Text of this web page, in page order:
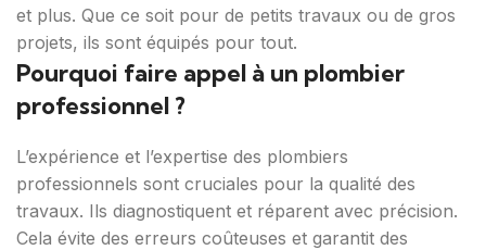
et plus. Que ce soit pour de petits travaux ou de gros
projets, ils sont équipés pour tout.
Pourquoi faire appel à un plombier
professionnel ?
L’expérience et l’expertise des plombiers
professionnels sont cruciales pour la qualité des
travaux. Ils diagnostiquent et réparent avec précision.
Cela évite des erreurs coûteuses et garantit des